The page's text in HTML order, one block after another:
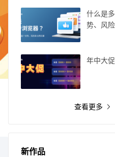
什么是
势、风
年中大
查看更多
新作品